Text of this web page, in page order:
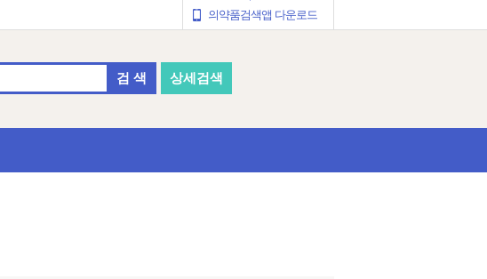
의약품검색앱 다운로드
검 색 상세검색